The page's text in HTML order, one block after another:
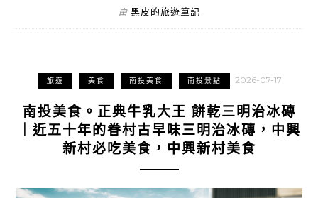
由 黑皮的旅遊筆記
旅遊 美食 南投美食 南投景點 2026-07-17
南投美食。正典牛乳大王 餅乾三明治冰磚
｜近五十年的眷村古早味三明治冰磚，中興
新村必吃美食，中興新村美食